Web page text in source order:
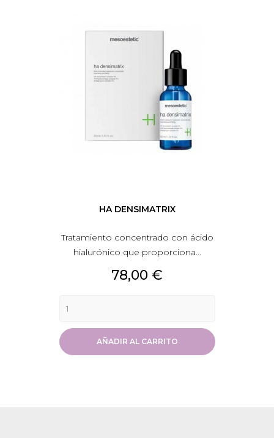
HA DENSIMATRIX
Tratamiento concentrado con ácido
hialurónico que proporciona...
Precio
78,00 €
AÑADIR AL CARRITO